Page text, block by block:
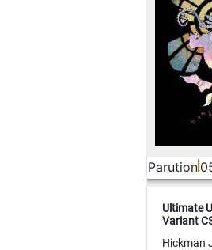
Parution
Ultimate
Variant
Hickman